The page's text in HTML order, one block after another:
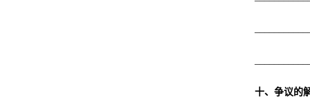
十、争议的